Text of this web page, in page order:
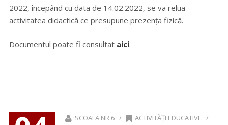
2022, începând cu data de 14.02.2022, se va relua
activitatea didactică ce presupune prezența fizică.
Documentul poate fi consultataici.
SCOALA NR.6 / ACTIVITĂȚI EDUCATIVE /